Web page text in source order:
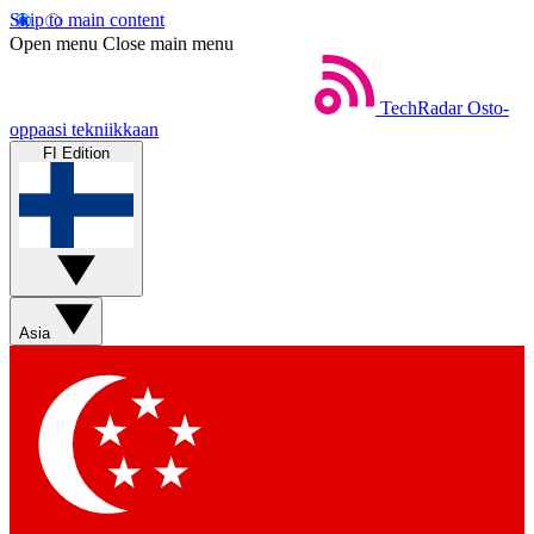
Skip to main content
Open menu Close main menu
TechRadar Osto-
oppaasi tekniikkaan
FI Edition
Asia